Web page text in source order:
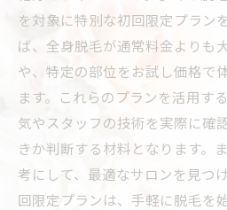
を対象に特別な初回限定プラン
ば、全身脱毛が通常料金よりも
や、特定の部位をお試し価格で
ます。これらのプランを活用す
気やスタッフの技術を実際に確
きか判断する材料となります。
考にして、最適なサロンを見つ
回限定プランは、手軽に脱毛を